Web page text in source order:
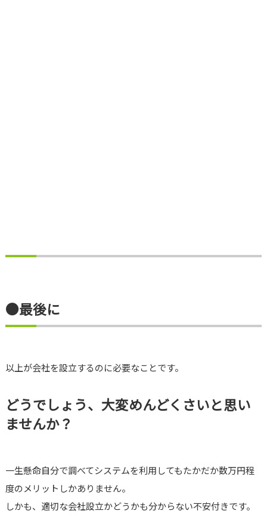
●最後に
以上が会社を設立するのに必要なことです。
どうでしょう、大変めんどくさいと思い
ませんか？
一生懸命自分で調べてシステムを利用してもたかだか数万円程
度のメリットしかありません。
しかも、適切な会社設立かどうかも分からない不安付きです。